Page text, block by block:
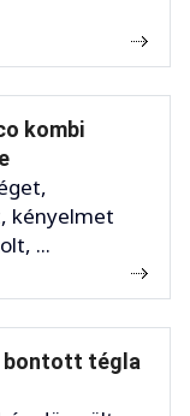
kombi
kényelmet
...
bontott tégla